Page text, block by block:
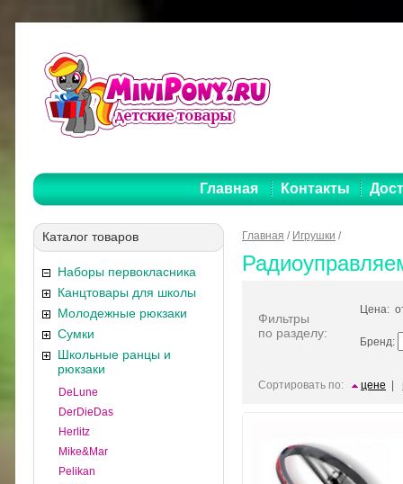
Главная Контакты
Каталог товаров
Наборы первокласника
Канцтовары для школы
Молодежные рюкзаки
Сумки
Школьные ранцы и
рюкзаки
DeLune
DerDieDas
Herlitz
Mike&Mar
Pelikan
Главная / Игрушки /
Фильтры
по разделу:
Цена:
Бренд:
Сортировать по: цене